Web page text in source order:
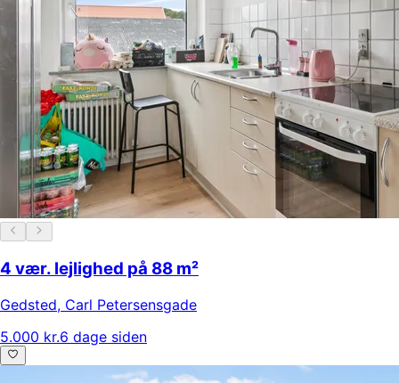
4 vær. lejlighed på 88 m²
Gedsted, Carl Petersensgade
5.000 kr.6 dage siden